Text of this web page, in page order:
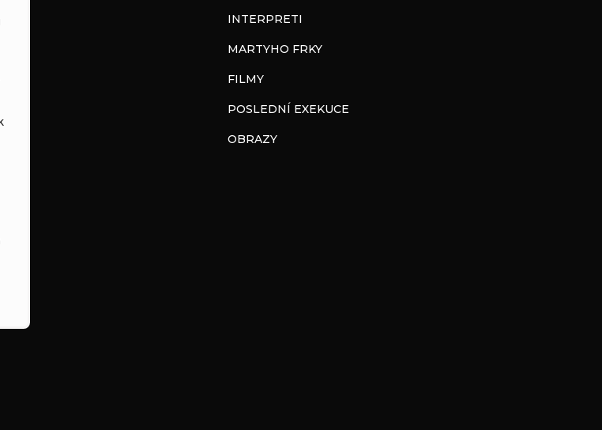
INTERPRETI
MARTYHO FRKY
FILMY
POSLEDNÍ EXEKUCE
OBRAZY